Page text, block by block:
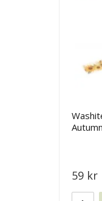
59 kr